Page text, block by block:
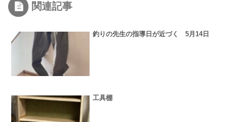
関連記事
釣りの先生の指導日が近づく 5月14日
工具棚